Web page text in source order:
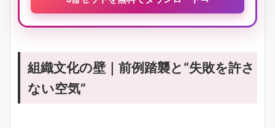
組織文化の壁｜前例踏襲と“失敗を許さ
ない空気”